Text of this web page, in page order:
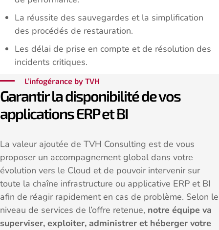
La réussite des sauvegardes et la simplification
des procédés de restauration.
Les délai de prise en compte et de résolution des
incidents critiques.
L’infogérance by TVH
Garantir la disponibilité de vos
applications ERP et BI
La valeur ajoutée de TVH Consulting est de vous
proposer un accompagnement global dans votre
évolution vers le Cloud et de pouvoir intervenir sur
toute la chaîne infrastructure ou applicative ERP et BI
afin de réagir rapidement en cas de problème. Selon le
niveau de services de l’offre retenue, notre équipe va
superviser, exploiter, administrer et héberger votre